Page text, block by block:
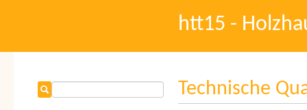
htt15 -
Technische